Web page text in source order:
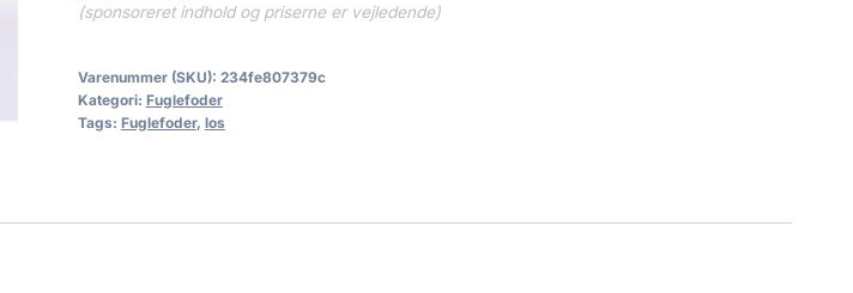
(sponsoreret indhold og priserne er vejledende)
Varenummer (SKU): 234fe807379c
Kategori: Fuglefoder
Tags: Fuglefoder, los